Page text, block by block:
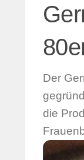
Der
die